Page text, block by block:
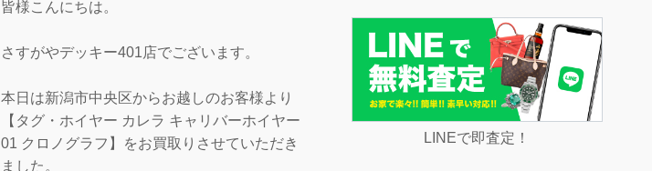
皆様こんにちは。
さすがやデッキー401店でございます。
本日は新潟市中央区からお越しのお客様より
【タグ・ホイヤー カレラ キャリバーホイヤー
01 クロノグラフ】をお買取りさせていただき
ました。
LINEで即査定！